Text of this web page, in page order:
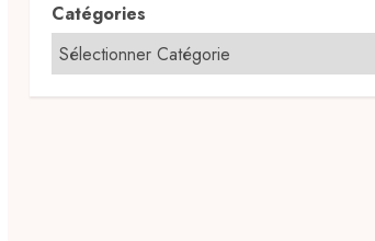
Catégories